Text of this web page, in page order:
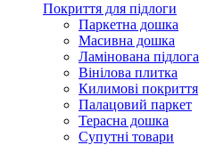
Покриття для пiдлоги
Паркетна дошка
Масивна дошка
Ламінована підлога
Вінілова плитка
Килимові покриття
Палацовий паркет
Терасна дошка
Супутні товари